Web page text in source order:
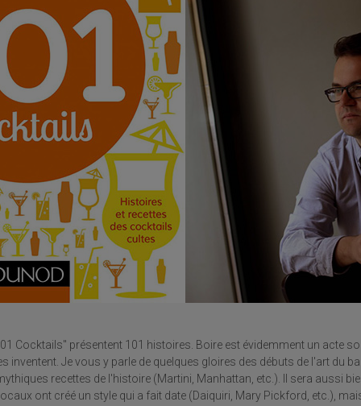
Cocktails" présentent 101 histoires. Boire est évidemment un acte
Je vous y parle de quelques gloires des débuts de l'art du
recettes de l'histoire (Martini, Manhattan, etc.). Il sera aussi
ont créé un style qui a fait date (Daiquiri, Mary Pickford, etc.),